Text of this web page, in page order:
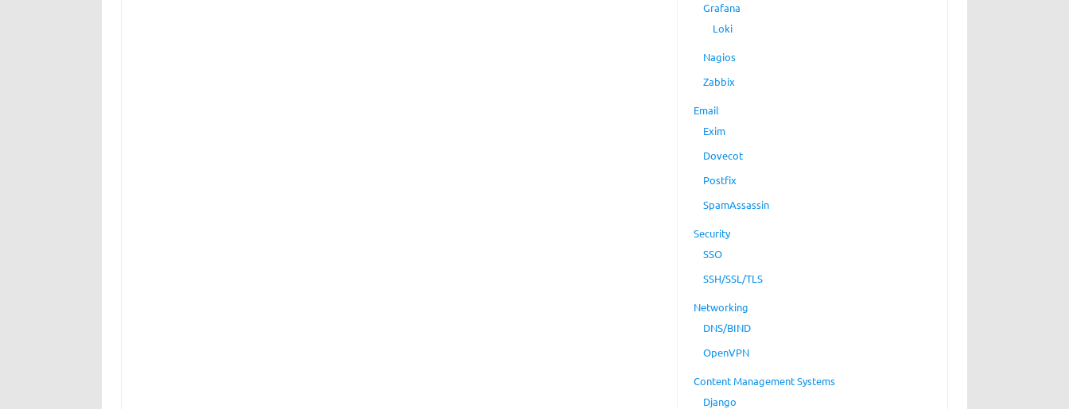
Grafana
Loki
Nagios
Zabbix
Email
Exim
Dovecot
Postfix
SpamAssassin
Security
SSO
SSH/SSL/TLS
Networking
DNS/BIND
OpenVPN
Content Management Systems
Django